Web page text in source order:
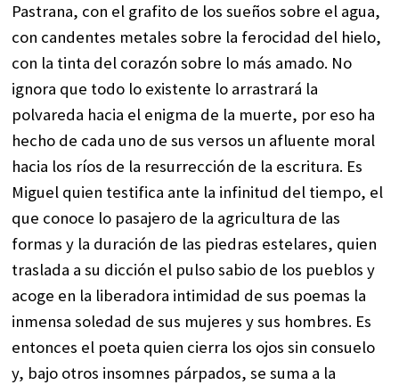
Pastrana, con el grafito de los sueños sobre el agua,
con candentes metales sobre la ferocidad del hielo,
con la tinta del corazón sobre lo más amado. No
ignora que todo lo existente lo arrastrará la
polvareda hacia el enigma de la muerte, por eso ha
hecho de cada uno de sus versos un afluente moral
hacia los ríos de la resurrección de la escritura. Es
Miguel quien testifica ante la infinitud del tiempo, el
que conoce lo pasajero de la agricultura de las
formas y la duración de las piedras estelares, quien
traslada a su dicción el pulso sabio de los pueblos y
acoge en la liberadora intimidad de sus poemas la
inmensa soledad de sus mujeres y sus hombres. Es
entonces el poeta quien cierra los ojos sin consuelo
y, bajo otros insomnes párpados, se suma a la